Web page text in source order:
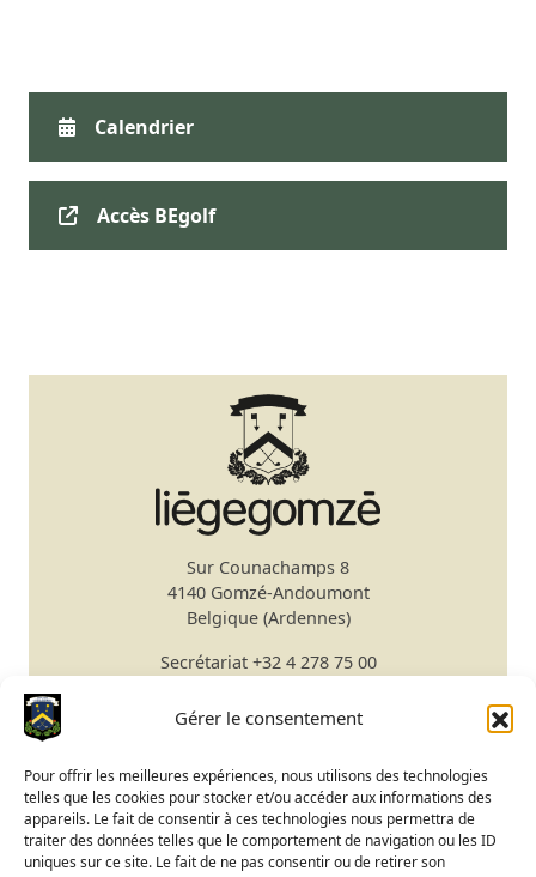
Gérer le consentement
Pour offrir les meilleures expériences, nous utilisons des technologies
telles que les cookies pour stocker et/ou accéder aux informations des
appareils. Le fait de consentir à ces technologies nous permettra de
traiter des données telles que le comportement de navigation ou les ID
uniques sur ce site. Le fait de ne pas consentir ou de retirer son
Calendrier
Accès BEgolf
Sur Counachamps 8
4140 Gomzé-Andoumont
Belgique (Ardennes)
Secrétariat+32 4 278 75 00
Bar/Restaurant+32 4 278 75 03
Réserver un green fee
Apprendre le golf
Calendrier du Club